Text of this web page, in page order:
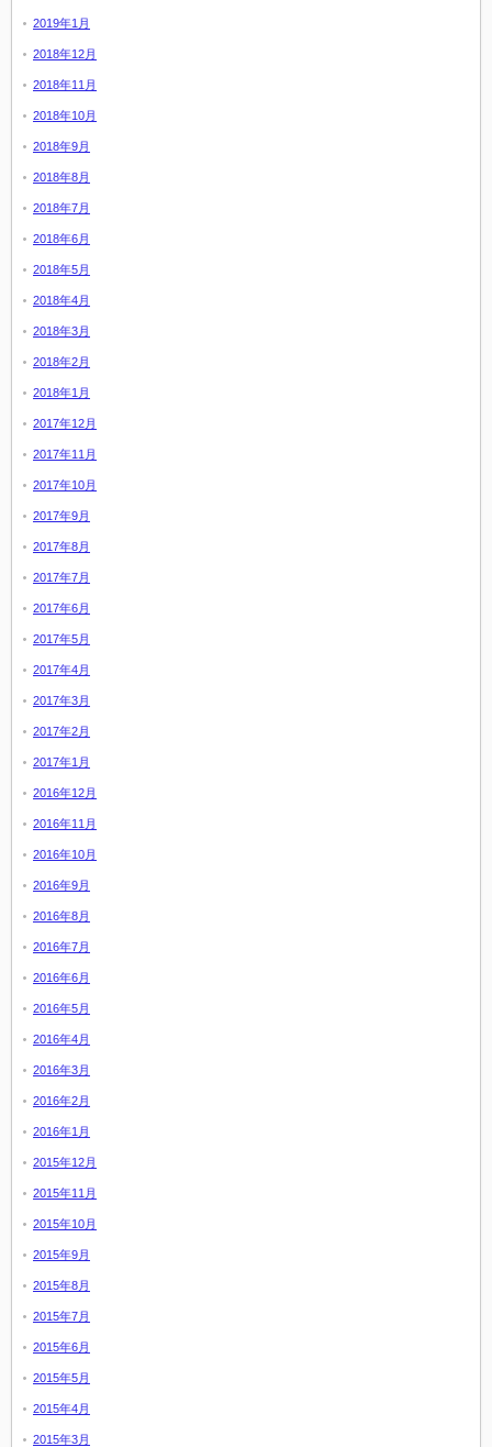
2019年1月
2018年12月
2018年11月
2018年10月
2018年9月
2018年8月
2018年7月
2018年6月
2018年5月
2018年4月
2018年3月
2018年2月
2018年1月
2017年12月
2017年11月
2017年10月
2017年9月
2017年8月
2017年7月
2017年6月
2017年5月
2017年4月
2017年3月
2017年2月
2017年1月
2016年12月
2016年11月
2016年10月
2016年9月
2016年8月
2016年7月
2016年6月
2016年5月
2016年4月
2016年3月
2016年2月
2016年1月
2015年12月
2015年11月
2015年10月
2015年9月
2015年8月
2015年7月
2015年6月
2015年5月
2015年4月
2015年3月